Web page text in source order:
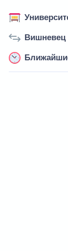
Вишневец